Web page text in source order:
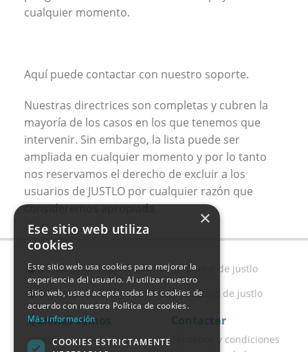
cualquier momento.
Aquí puede contactar con nuestro soporte.
Nuestras directrices son completas y cubren la
mayoría de los casos en los que tenemos que
intervenir. Sin embargo, la lista puede ser
ampliada en cualquier momento y por lo tanto
nos reservamos el derecho de excluir a los
usuarios de JUSTLO por cualquier razón que
consideremos apropiada.
Descargarse la aplicación para Iphone de justlo
Descargarse la aplicación para Android de justlo
Quiénes somos
Ayuda
Contactar
Términos y condiciones
×
Ese sitio web utiliza
cookies
Este sitio web usa cookies para mejorar la
experiencia del usuario. Al utilizar nuestro
sitio web, usted acepta todas las cookies de
acuerdo con nuestra Política de cookies.
Más información
COOKIES ESTRICTAMENTE